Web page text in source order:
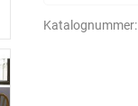
Katalognummer: